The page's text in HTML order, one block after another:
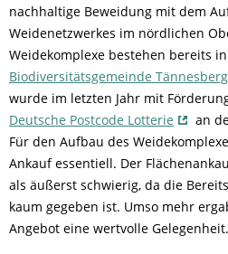
nachhaltige Beweidung mit dem
Weidenetzwerkes im nördlichen
Weidekomplexe bestehen bereits
Biodiversitätsgemeinde
wurde im letzten Jahr mit
Deutsche Postcode Lotterie
an
Für den Aufbau des
Ankauf essentiell. Der
als äußerst schwierig, da die
kaum gegeben ist. Umso mehr
Angebot eine wertvolle Gelegenheit.